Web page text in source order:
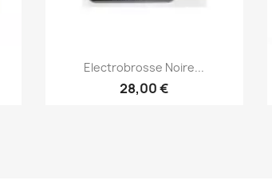
Aperçu rapide
Electrobrosse Noire...
28,00 €